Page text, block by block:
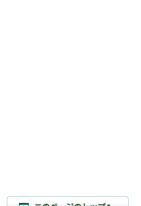
前のページに戻る